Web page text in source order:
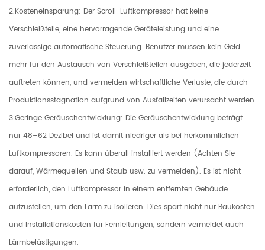
2.Kosteneinsparung: Der Scroll-Luftkompressor hat keine
Verschleißteile, eine hervorragende Geräteleistung und eine
zuverlässige automatische Steuerung. Benutzer müssen kein Geld
mehr für den Austausch von Verschleißteilen ausgeben, die jederzeit
auftreten können, und vermeiden wirtschaftliche Verluste, die durch
Produktionsstagnation aufgrund von Ausfallzeiten verursacht werden.
3.Geringe Geräuschentwicklung: Die Geräuschentwicklung beträgt
nur 48–62 Dezibel und ist damit niedriger als bei herkömmlichen
Luftkompressoren. Es kann überall installiert werden (Achten Sie
darauf, Wärmequellen und Staub usw. zu vermeiden). Es ist nicht
erforderlich, den Luftkompressor in einem entfernten Gebäude
aufzustellen, um den Lärm zu isolieren. Dies spart nicht nur Baukosten
und Installationskosten für Fernleitungen, sondern vermeidet auch
Lärmbelästigungen.